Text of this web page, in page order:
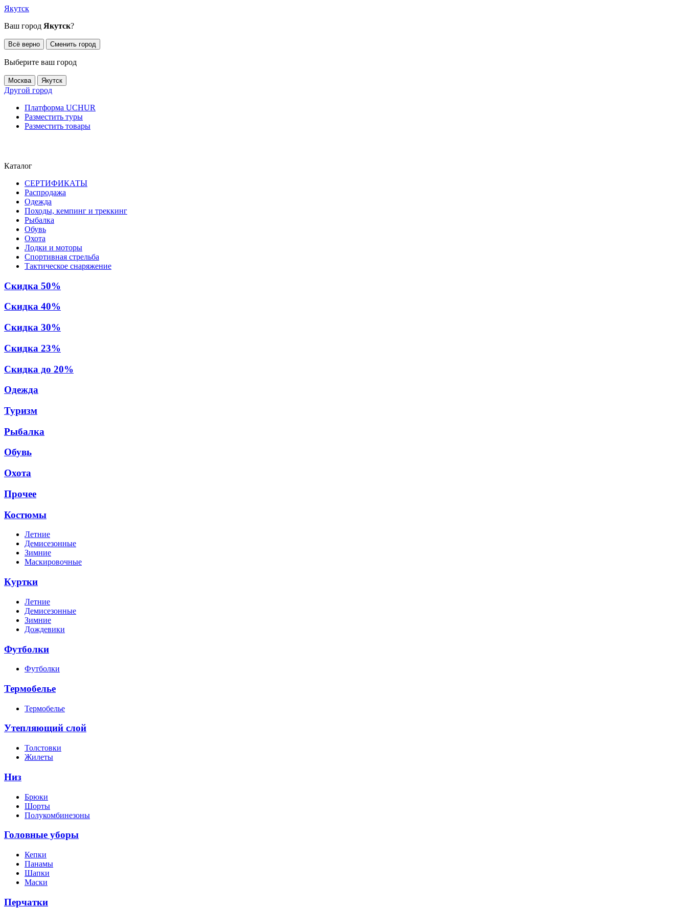
Якутск
Ваш город Якутск?
Всё верно Сменить город
Выберите ваш город
Москва Якутск
Другой город
Платформа UCHUR
Разместить туры
Разместить товары
Каталог
СЕРТИФИКАТЫ
Распродажа
Одежда
Походы, кемпинг и треккинг
Рыбалка
Обувь
Охота
Лодки и моторы
Спортивная стрельба
Тактическое снаряжение
Скидка 50%
Скидка 40%
Скидка 30%
Скидка 23%
Скидка до 20%
Одежда
Туризм
Рыбалка
Обувь
Охота
Прочее
Костюмы
Летние
Демисезонные
Зимние
Маскировочные
Куртки
Летние
Демисезонные
Зимние
Дождевики
Футболки
Футболки
Термобелье
Термобелье
Утепляющий слой
Толстовки
Жилеты
Низ
Брюки
Шорты
Полукомбинезоны
Головные уборы
Кепки
Панамы
Шапки
Маски
Перчатки